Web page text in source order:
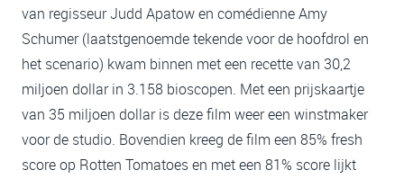
van regisseur Judd Apatow en comédienne Amy
Schumer (laatstgenoemde tekende voor de hoofdrol en
het scenario) kwam binnen met een recette van 30,2
miljoen dollar in 3.158 bioscopen. Met een prijskaartje
van 35 miljoen dollar is deze film weer een winstmaker
voor de studio. Bovendien kreeg de film een 85% fresh
score op Rotten Tomatoes en met een 81% score lijkt